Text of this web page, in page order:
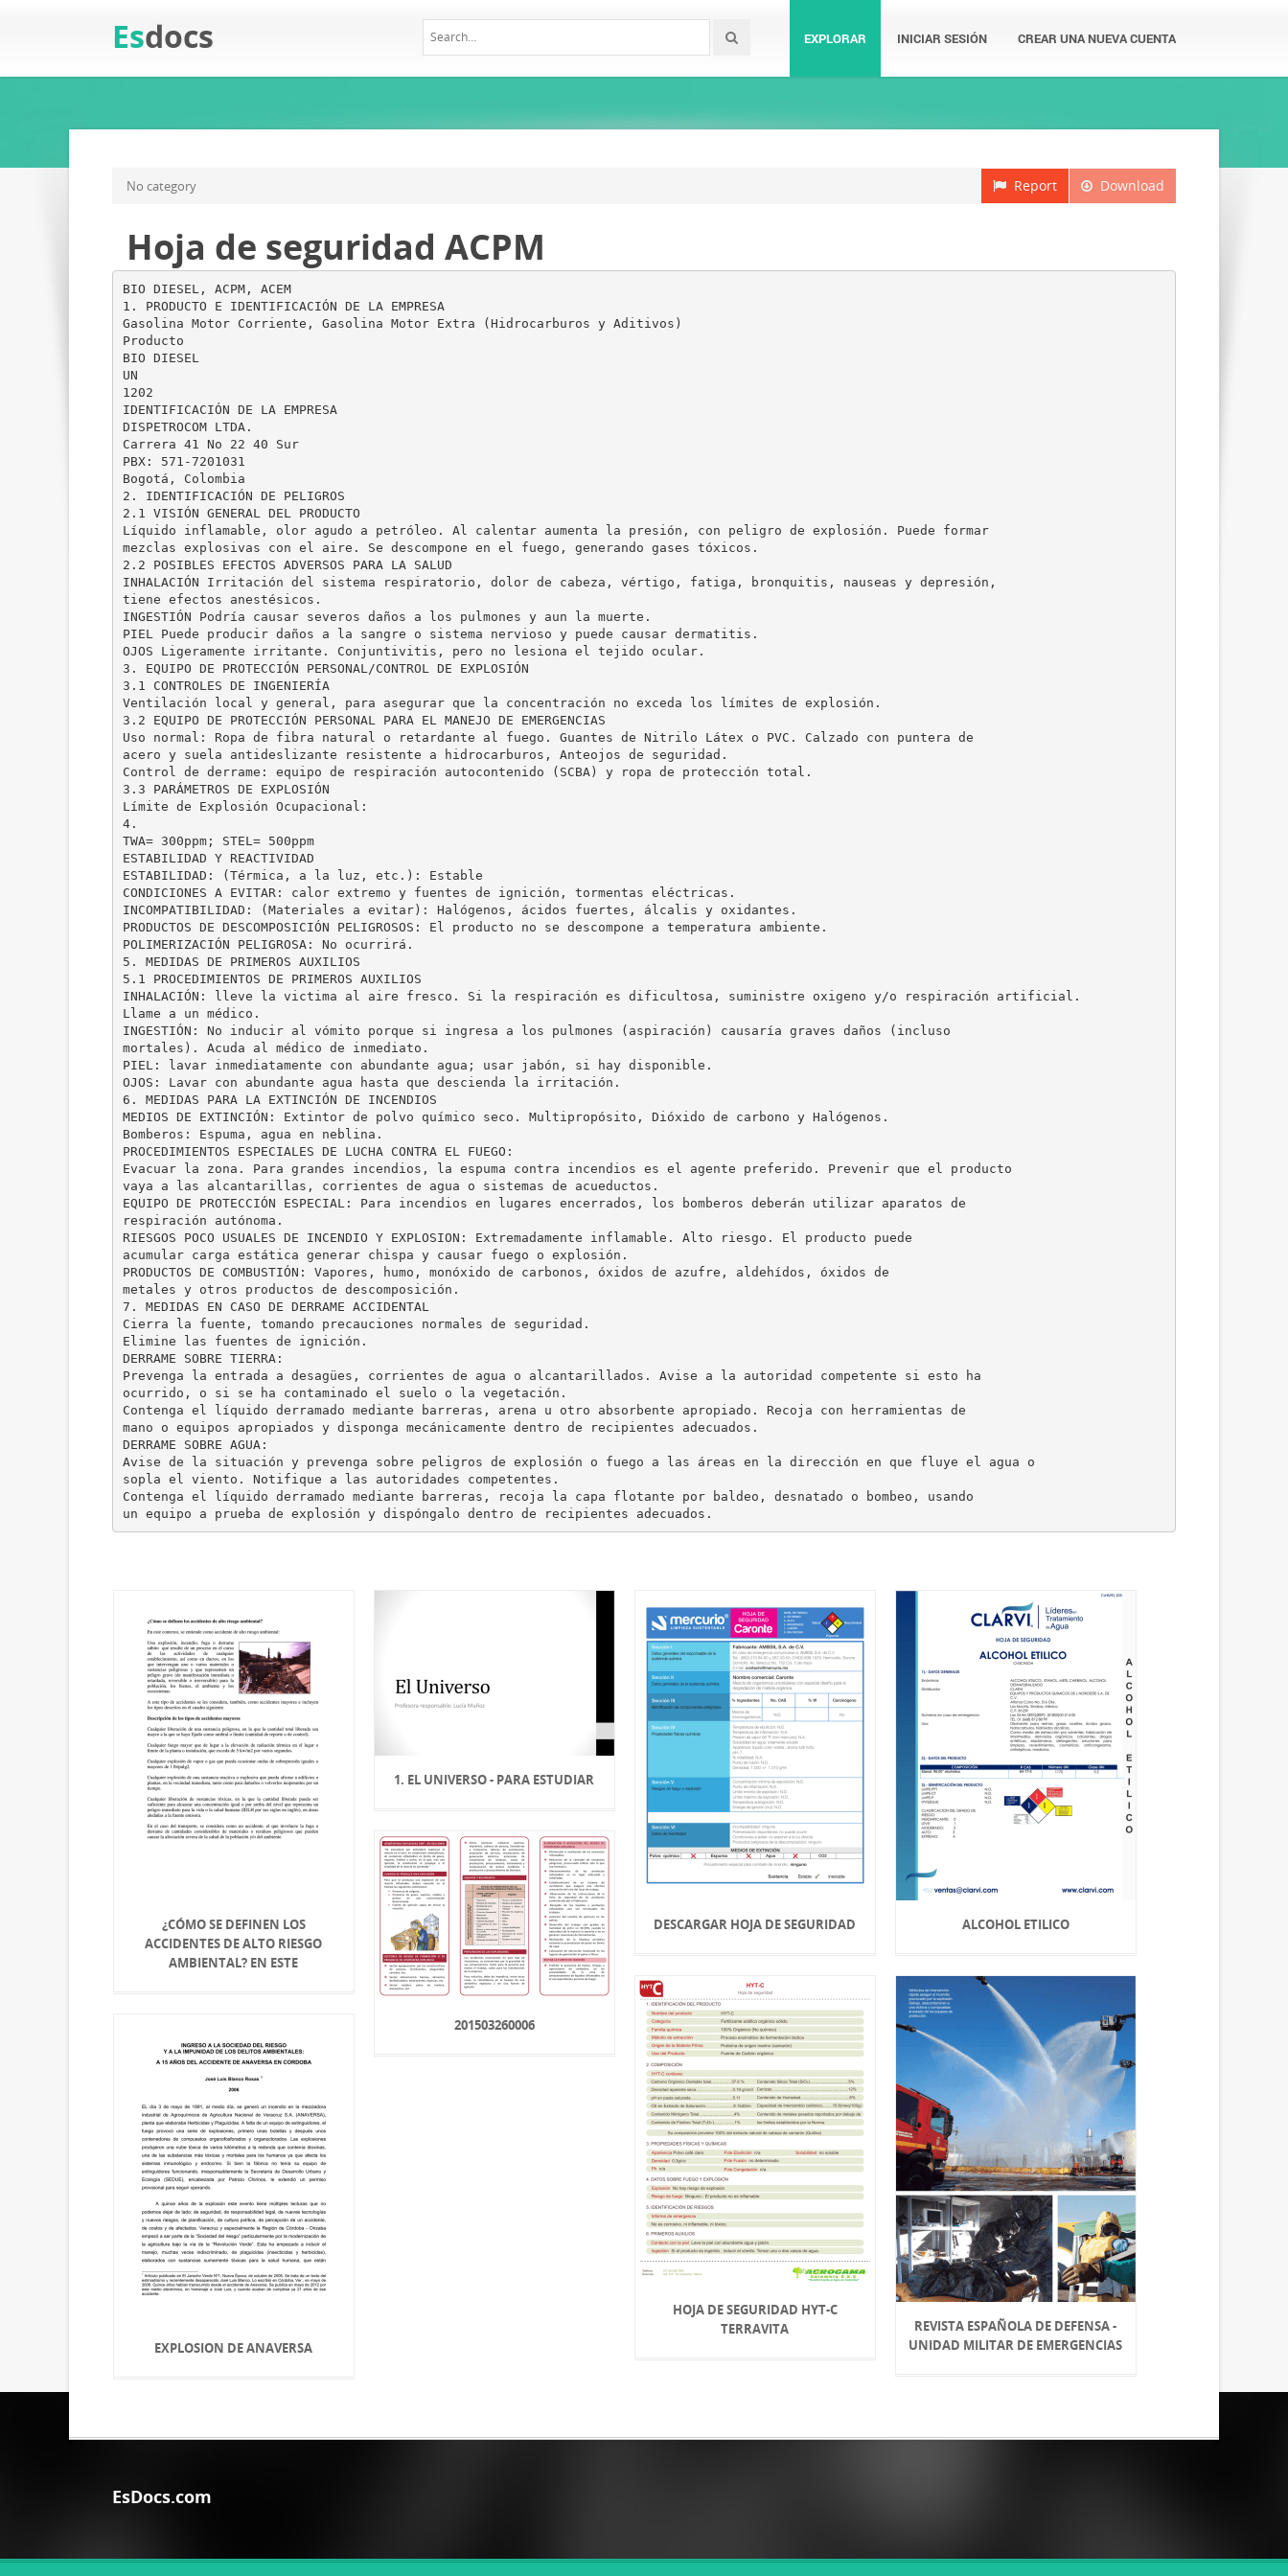
Esdocs EXPLORAR INICIAR SESIÓN CREAR UNA NUEVA CUENTA
Download
Report
No category
Hoja de seguridad ACPM
BIO DIESEL, ACPM, ACEM
1. PRODUCTO E IDENTIFICACIÓN DE LA EMPRESA
Gasolina Motor Corriente, Gasolina Motor Extra (Hidrocarburos y Aditivos)
Producto
BIO DIESEL
UN
1202
IDENTIFICACIÓN DE LA EMPRESA
DISPETROCOM LTDA.
Carrera 41 No 22 40 Sur
PBX: 571-7201031
Bogotá, Colombia
2. IDENTIFICACIÓN DE PELIGROS
2.1 VISIÓN GENERAL DEL PRODUCTO
Líquido inflamable, olor agudo a petróleo. Al calentar aumenta la presión, con peligro de explosión. Puede formar
mezclas explosivas con el aire. Se descompone en el fuego, generando gases tóxicos.
2.2 POSIBLES EFECTOS ADVERSOS PARA LA SALUD
INHALACIÓN Irritación del sistema respiratorio, dolor de cabeza, vértigo, fatiga, bronquitis, nauseas y depresión,
tiene efectos anestésicos.
INGESTIÓN Podría causar severos daños a los pulmones y aun la muerte.
PIEL Puede producir daños a la sangre o sistema nervioso y puede causar dermatitis.
OJOS Ligeramente irritante. Conjuntivitis, pero no lesiona el tejido ocular.
3. EQUIPO DE PROTECCIÓN PERSONAL/CONTROL DE EXPLOSIÓN
3.1 CONTROLES DE INGENIERÍA
Ventilación local y general, para asegurar que la concentración no exceda los límites de explosión.
3.2 EQUIPO DE PROTECCIÓN PERSONAL PARA EL MANEJO DE EMERGENCIAS
Uso normal: Ropa de fibra natural o retardante al fuego. Guantes de Nitrilo Látex o PVC. Calzado con puntera de
acero y suela antideslizante resistente a hidrocarburos, Anteojos de seguridad.
Control de derrame: equipo de respiración autocontenido (SCBA) y ropa de protección total.
3.3 PARÁMETROS DE EXPLOSIÓN
Límite de Explosión Ocupacional:
4.
TWA= 300ppm; STEL= 500ppm
ESTABILIDAD Y REACTIVIDAD
ESTABILIDAD: (Térmica, a la luz, etc.): Estable
CONDICIONES A EVITAR: calor extremo y fuentes de ignición, tormentas eléctricas.
INCOMPATIBILIDAD: (Materiales a evitar): Halógenos, ácidos fuertes, álcalis y oxidantes.
PRODUCTOS DE DESCOMPOSICIÓN PELIGROSOS: El producto no se descompone a temperatura ambiente.
POLIMERIZACIÓN PELIGROSA: No ocurrirá.
5. MEDIDAS DE PRIMEROS AUXILIOS
5.1 PROCEDIMIENTOS DE PRIMEROS AUXILIOS
INHALACIÓN: lleve la victima al aire fresco. Si la respiración es dificultosa, suministre oxigeno y/o respiración artificial.
Llame a un médico.
INGESTIÓN: No inducir al vómito porque si ingresa a los pulmones (aspiración) causaría graves daños (incluso
mortales). Acuda al médico de inmediato.
PIEL: lavar inmediatamente con abundante agua; usar jabón, si hay disponible.
OJOS: Lavar con abundante agua hasta que descienda la irritación.
6. MEDIDAS PARA LA EXTINCIÓN DE INCENDIOS
MEDIOS DE EXTINCIÓN: Extintor de polvo químico seco. Multipropósito, Dióxido de carbono y Halógenos.
Bomberos: Espuma, agua en neblina.
PROCEDIMIENTOS ESPECIALES DE LUCHA CONTRA EL FUEGO:
Evacuar la zona. Para grandes incendios, la espuma contra incendios es el agente preferido. Prevenir que el producto
vaya a las alcantarillas, corrientes de agua o sistemas de acueductos.
EQUIPO DE PROTECCIÓN ESPECIAL: Para incendios en lugares encerrados, los bomberos deberán utilizar aparatos de
respiración autónoma.
RIESGOS POCO USUALES DE INCENDIO Y EXPLOSION: Extremadamente inflamable. Alto riesgo. El producto puede
acumular carga estática generar chispa y causar fuego o explosión.
PRODUCTOS DE COMBUSTIÓN: Vapores, humo, monóxido de carbonos, óxidos de azufre, aldehídos, óxidos de
metales y otros productos de descomposición.
7. MEDIDAS EN CASO DE DERRAME ACCIDENTAL
Cierra la fuente, tomando precauciones normales de seguridad.
Elimine las fuentes de ignición.
DERRAME SOBRE TIERRA:
Prevenga la entrada a desagües, corrientes de agua o alcantarillados. Avise a la autoridad competente si esto ha
ocurrido, o si se ha contaminado el suelo o la vegetación.
Contenga el líquido derramado mediante barreras, arena u otro absorbente apropiado. Recoja con herramientas de
mano o equipos apropiados y disponga mecánicamente dentro de recipientes adecuados.
DERRAME SOBRE AGUA:
Avise de la situación y prevenga sobre peligros de explosión o fuego a las áreas en la dirección en que fluye el agua o
sopla el viento. Notifique a las autoridades competentes.
Contenga el líquido derramado mediante barreras, recoja la capa flotante por baldeo, desnatado o bombeo, usando
¿CÓMO SE DEFINEN LOS
ACCIDENTES DE ALTO RIESGO
AMBIENTAL? EN ESTE
1. EL UNIVERSO - PARA ESTUDIAR
DESCARGAR HOJA DE SEGURIDAD ALCOHOL ETILICO
201503260006
HOJA DE SEGURIDAD HYT-C
TERRAVITA
REVISTA ESPAÑOLA DE DEFENSA -
UNIDAD MILITAR DE EMERGENCIAS
EXPLOSION DE ANAVERSA
EsDocs.com